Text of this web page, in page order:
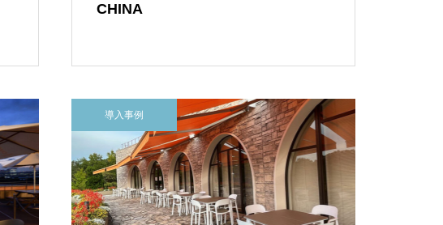
CHINA
導入事例